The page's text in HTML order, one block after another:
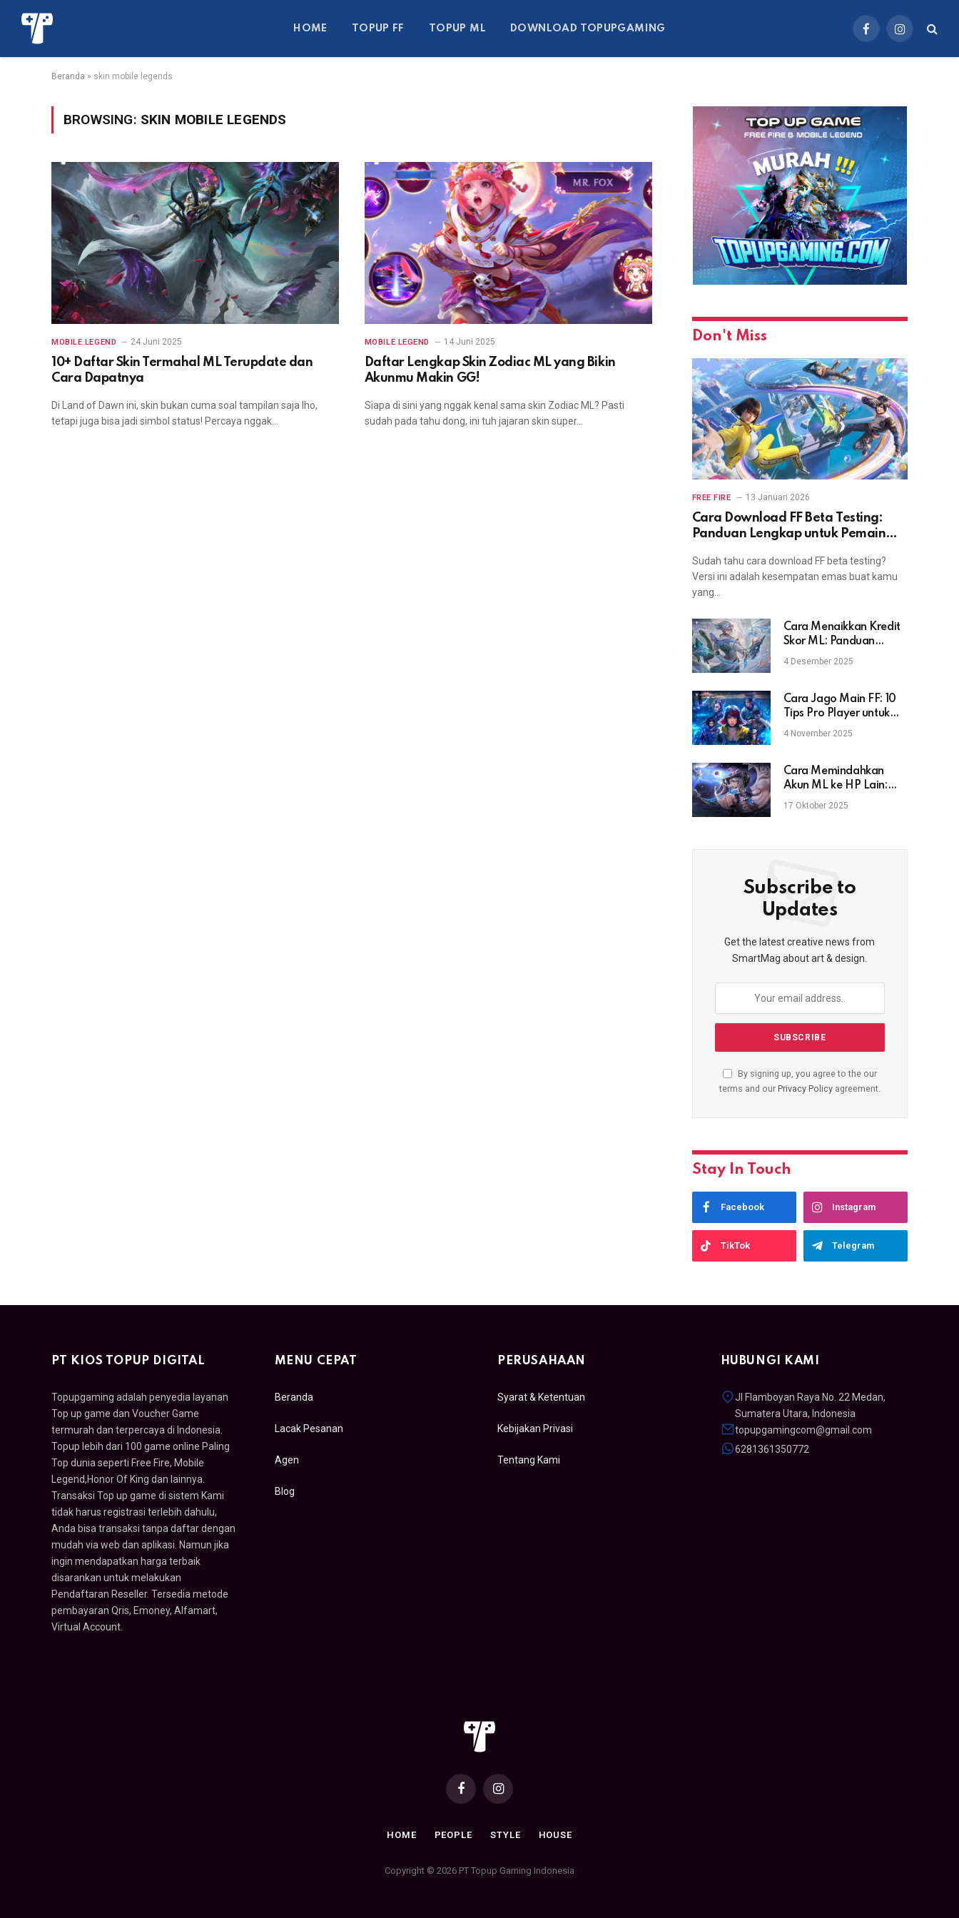
HOME TOPUP FF TOPUP ML DOWNLOAD TOPUPGAMING
FacebookInstagram
Beranda » skin mobile legends
BROWSING: SKIN MOBILE LEGENDS
MOBILE LEGEND 24 Juni 2025
10+ Daftar Skin Termahal ML Terupdate dan
Cara Dapatnya
Di Land of Dawn ini, skin bukan cuma soal tampilan saja lho,
tetapi juga bisa jadi simbol status! Percaya nggak…
MOBILE LEGEND 14 Juni 2025
Daftar Lengkap Skin Zodiac ML yang Bikin
Akunmu Makin GG!
Siapa di sini yang nggak kenal sama skin Zodiac ML? Pasti
sudah pada tahu dong, ini tuh jajaran skin super…
Don't Miss
FREE FIRE 13 Januari 2026
Cara Download FF Beta Testing:
Panduan Lengkap untuk Pemain
Sudah tahu cara download FF beta testing?
Versi ini adalah kesempatan emas buat kamu
yang…
Cara Menaikkan Kredit
Skor ML: Panduan
Lengkap untuk Pemain
4 Desember 2025
Cara Jago Main FF: 10
Tips Pro Player untuk
Naik Rank & Booyah
4 November 2025
Cara Memindahkan
Akun ML ke HP Lain:
Aman, Cepat, dan Anti
17 Oktober 2025
Subscribe to
Updates
Get the latest creative news from
SmartMag about art & design.
By signing up, you agree to the our
terms and our Privacy Policyagreement.
Stay In Touch
Facebook Instagram
TikTok Telegram
PT KIOS TOPUP DIGITAL
Topupgaming adalah penyedia layanan
Top up game dan Voucher Game
termurah dan terpercaya di Indonesia.
Topup lebih dari 100 game online Paling
Top dunia seperti Free Fire, Mobile
Legend,Honor Of King dan lainnya.
Transaksi Top up game di sistem Kami
tidak harus registrasi terlebih dahulu,
Anda bisa transaksi tanpa daftar dengan
mudah via web dan aplikasi. Namun jika
ingin mendapatkan harga terbaik
disarankan untuk melakukan
Pendaftaran Reseller. Tersedia metode
pembayaran Qris, Emoney, Alfamart,
Virtual Account.
MENU CEPAT
Beranda
Lacak Pesanan
Agen
Blog
PERUSAHAAN
Syarat & Ketentuan
Kebijakan Privasi
Tentang Kami
HUBUNGI KAMI
Jl Flamboyan Raya No. 22 Medan,
Sumatera Utara, Indonesia
topupgamingcom@gmail.com
6281361350772
FacebookInstagram
HOME PEOPLE STYLE HOUSE
Copyright © 2026 PT Topup Gaming Indonesia